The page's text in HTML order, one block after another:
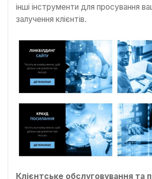
інші інструменти для просування
залучення клієнтів.
Клієнтське обслуговування та